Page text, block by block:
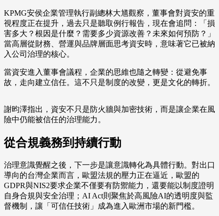
KPMG安侯企業管理執行副總林大馗觀察，董事會對資安的重
視程度正在提升，過去只是聽取例行報告，現在會追問：「損
害多大？根因是什麼？需要多少資源改善？未來如何預防？」
當高層從財務、營運與品牌層面思考資安時，意味著它已被納
入公司治理的核心。
當資安進入董事會議程，企業的思維也隨之轉變：從避免事
故，走向建立信任。這不只是制度的改變，更是文化的轉折。
謝昀澤指出，資安不只是防火牆與加密技術，而是讓企業在風
險中仍能被信任的治理能力。
從合規義務到持續行動
治理意識覺醒之後，下一步是讓意識轉化為具體行動。對出口
導向的台灣企業而言，歐盟法規的壓力正在逼近，歐盟的
GDPR與NIS2要求企業不僅要有防禦能力，還要能以制度證明
自身合規與安全治理；AI Act則聚焦於高風險AI的透明度與監
督機制，讓「可信任技術」成為進入歐洲市場的新門檻。